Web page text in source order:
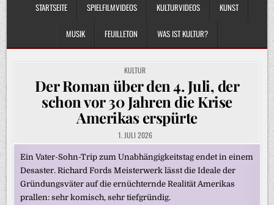
STARTSEITE
SPIELFILMVIDEOS KULTURVIDEOS KUNST
MUSIK FEUILLETON WAS IST KULTUR?
POSTED
IN
KULTUR
Der Roman über den 4. Juli, der
schon vor 30 Jahren die Krise
Amerikas erspürte
1. JULI 2026
Ein Vater-Sohn-Trip zum Unabhängigkeitstag endet in einem
Desaster. Richard Fords Meisterwerk lässt die Ideale der
Gründungsväter auf die ernüchternde Realität Amerikas
prallen: sehr komisch, sehr tiefgründig.